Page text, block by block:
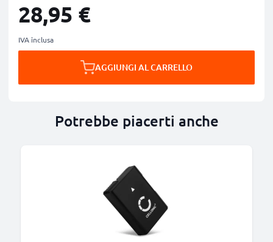
28,95 €
IVA inclusa
AGGIUNGI AL CARRELLO
Potrebbe piacerti anche